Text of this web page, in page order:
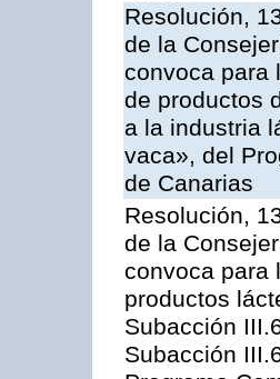
Resolución,
de la
convoca para
de productos
a la industria
vaca», del
de Canarias
Resolución,
de la
convoca para
productos
Subacción
Subacción